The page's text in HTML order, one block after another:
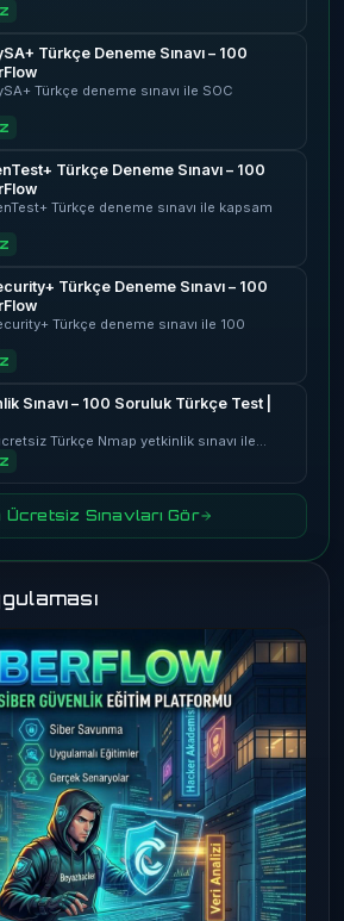
Türkçe Deneme Sınavı – 100
Türkçe deneme sınavı ile SOC
Türkçe Deneme Sınavı – 100
Türkçe deneme sınavı ile kapsam
Türkçe Deneme Sınavı – 100
Türkçe deneme sınavı ile 100
Sınavı – 100 Soruluk Türkçe Test |
Türkçe Nmap yetkinlik sınavı ile…
Ücretsiz Sınavları Gör